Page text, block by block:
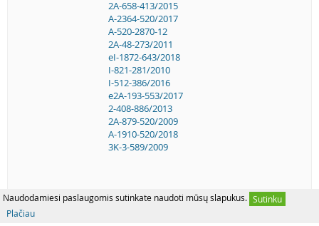
Naudodamiesi paslaugomis sutinkate naudoti mūsų slapukus. Sutinku
Plačiau
2A-658-413/2015
A-2364-520/2017
A-520-2870-12
2A-48-273/2011
eI-1872-643/2018
I-821-281/2010
I-512-386/2016
e2A-193-553/2017
2-408-886/2013
2A-879-520/2009
A-1910-520/2018
3K-3-589/2009